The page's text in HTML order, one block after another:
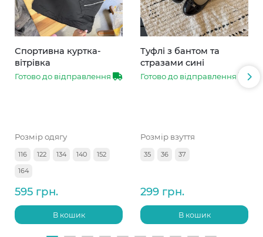
Спортивна куртка-
вітрівка
Готово до відправлення
Розмір одягу
116 122 134 140
152
164
595 грн.
В кошик
Туфлі з бантом та
стразами сині
Готово до відправлення
Розмір взуття
35 36 37
299 грн.
В кошик